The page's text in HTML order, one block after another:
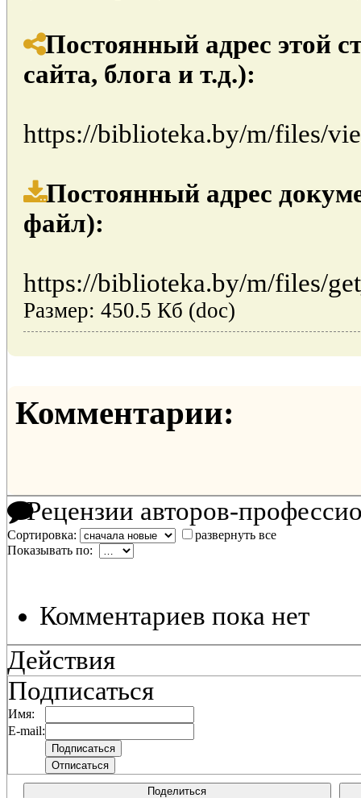
Постоянный адрес этой
сайта, блога и т.д.):
https://biblioteka.by/m/files/
Постоянный адрес
файл):
https://biblioteka.by/m/files/
Размер: 450.5 Кб (doc)
Комментарии:
Рецензии авторов-
Сортировка:
развернуть все
Показывать по:
Комментариев пока нет
Действия
Подписаться
Имя:
E-mail:
Поделиться